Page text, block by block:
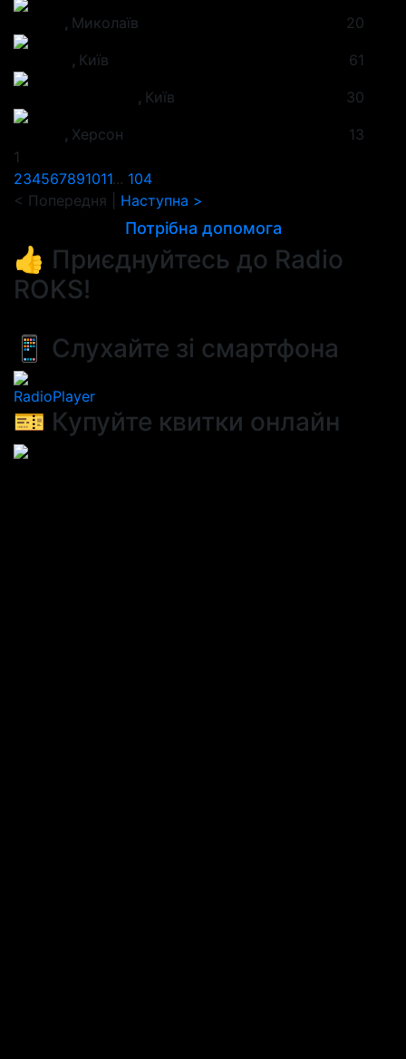
, Миколаїв 20
, Київ 61
, Київ 30
, Херсон
13
1
234567891011... 104
< Попередня
Наступна >
Потрібна допомога
👍 Приєднуйтесь до Radio
ROKS!
📱 Слухайте зі смартфона
RadioPlayer
🎫 Купуйте квитки онлайн